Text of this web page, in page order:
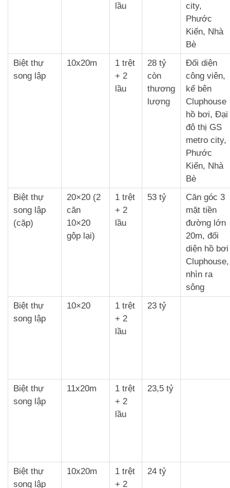
lầu
city,
Phước
Kiển, Nhà
Bè
Biệt thự
song lập
10x20m
1 trệt
+ 2
lầu
28 tỷ
còn
thương
lượng
Đối diện
công viên,
kế bên
Cluphouse
hồ bơi, Đại
đô thị GS
metro city,
Phước
Kiển, Nhà
Bè
Biệt thự
song lập
(cặp)
20×20 (2
căn
10×20
gộp lại)
1 trệt
+ 2
lầu
53 tỷ
Căn góc 3
mặt tiền
đường lớn
20m, đối
diện hồ bơi
Cluphouse,
nhìn ra
sông
Biệt thự
song lập
10×20
1 trệt
+ 2
lầu
23 tỷ
Biệt thự
song lập
11x20m
1 trệt
+ 2
lầu
23,5 tỷ
Biệt thự
song lập
10x20m
1 trệt
+ 2
24 tỷ